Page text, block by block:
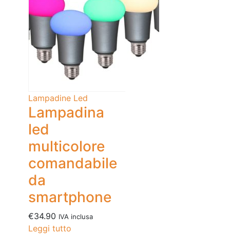
Lampadine Led
Lampadina
led
multicolore
comandabile
da
smartphone
€34.90 IVA inclusa
Leggi tutto